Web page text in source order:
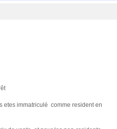
etes immatriculé comme resident en